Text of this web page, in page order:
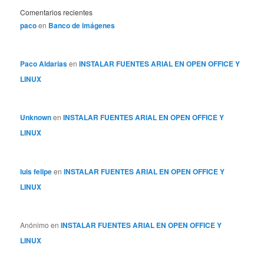
Comentarios recientes
pacoen Banco de imágenes
Paco AldariasenINSTALAR FUENTES ARIAL EN OPEN OFFICE Y
LINUX
UnknownenINSTALAR FUENTES ARIAL EN OPEN OFFICE Y
LINUX
luis felipeenINSTALAR FUENTES ARIAL EN OPEN OFFICE Y
LINUX
Anónimo enINSTALAR FUENTES ARIAL EN OPEN OFFICE Y
LINUX